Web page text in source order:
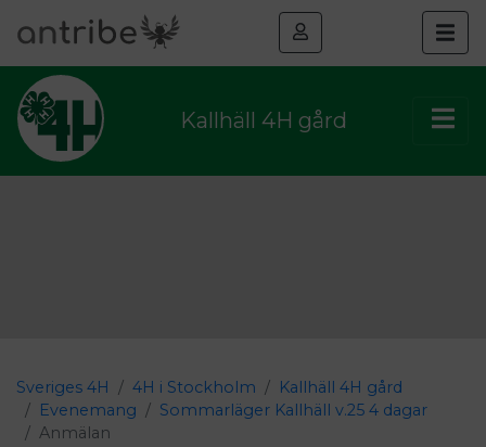
Kallhäll 4H gård
Sveriges 4H 4H i Stockholm
Kallhäll 4H gård
Evenemang
Sommarläger Kallhäll v.25 4 dagar
Anmälan